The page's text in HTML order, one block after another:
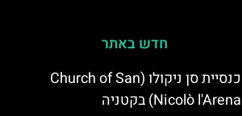
חדש באתר
כנסיית סן ניקולו (Church of San
Nicolò l'Arena) בקטניה